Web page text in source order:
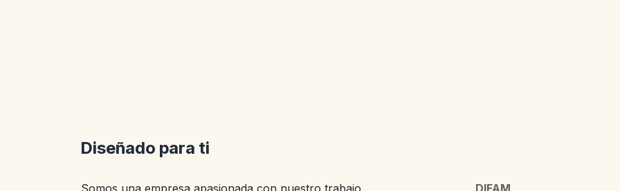
Diseñado para ti
Somos una empresa apasionada con nuestro trabajo, DIFAM